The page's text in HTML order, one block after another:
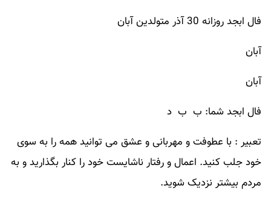
فال ابجد روزانه 30 آذر متولدین آبان
آبان
آبان
فال ابجد شما: ب ب د
تعبیر : با عطوفت و مهربانی و عشق می توانید همه را به سوی
خود جلب کنید. اعمال و رفتار ناشایست خود را کنار بگذارید و به
مردم بیشتر نزدیک شوید.